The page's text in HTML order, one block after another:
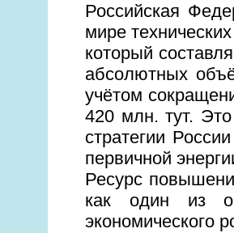
Российская
мире
который
абсолютных
учётом
420 млн. тут.
стратегии
первичной
Ресурс
как один из
экономического